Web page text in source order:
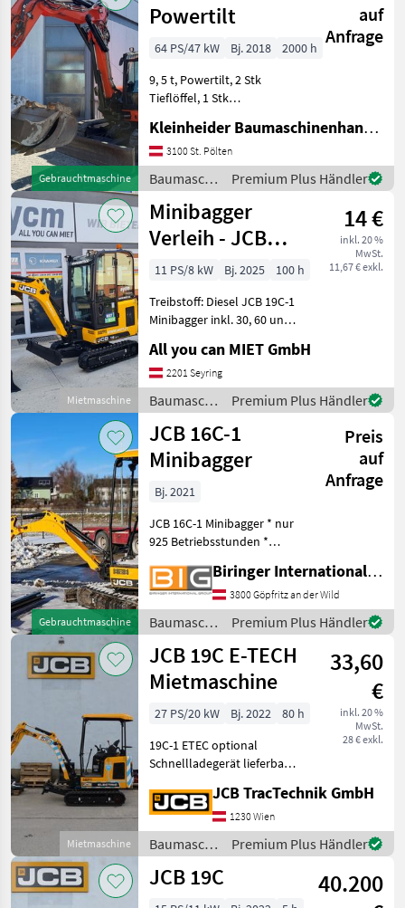
WÄHLEN
Takeuchi
Kubota
Bobcat
Wacker
Rhinoceros
Alle 38
anzeigen
MODELL
86 C-1
MARKTPLATZ
Marktplatz Händlerangebote
Gebrauchtmaschine
Powertilt
auf
Anfrage
64 PS/47 kW Bj. 2018
2000 h
9, 5 t, Powertilt, 2 Stk
Tieflöffel, 1 Stk
Baumaschinen Minibagger
Kleinheider Baumaschinenhandel GmbH.
3100 St. Pölten
Baumaschinen
/ JCB
Premium Plus Händler
Mietmaschine
Minibagger
Verleih - JCB
Bagger Mieten.
14 €
inkl. 20 %
MwSt.
11,67 € exkl.
11 PS/8 kW Bj. 2025
100 h
Treibstoff: Diesel JCB 19C-1
Minibagger inkl. 30, 60 und
Minibagger 19C-1 Daten:
Mini Bagger JCB
Eigengewicht 1, 94t
Transportbreite 1
All you can MIET GmbH
2201 Seyring
Baumaschinen
/ JCB
Premium Plus Händler
Gebrauchtmaschine
JCB 16C-1
Minibagger
Preis
auf
Anfrage
Bj. 2021
JCB 16C-1 Minibagger * nur
925 Betriebsstunden *
4 m * Grabtiefe: 2, 57 m *
Eigengewicht: 1, 63 t * 2x
Tieflöffel * 1x
Böschungslöffel Baum
Biringer International GmbH
3800 Göpfritz an der Wild
Baumaschinen
/ JCB
Premium Plus Händler
Mietmaschine
JCB 19C E-TECH
Mietmaschine
33,60
€
inkl. 20 %
MwSt.
28 € exkl.
27 PS/20 kW Bj. 2022
80 h
19C-1 ETEC optional
Schnellladegerät lieferbar
mit 4 Lithium-Ionen-Akkus,
Verstellbarer Unterwagen,
Axialkolbenpumpe,
Elektroproportion
JCB TracTechnik GmbH
1230 Wien
Baumaschinen
/ JCB
Premium Plus Händler
JCB 19C
40.200